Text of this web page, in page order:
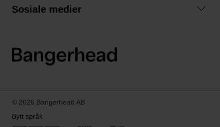
Kjøpsvilkår
Sosiale medier
LinkedIn
© 2026 Bangerhead AB
Bytt språk